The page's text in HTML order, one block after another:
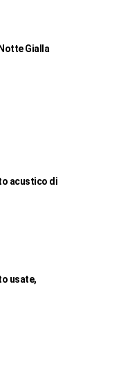
Gialla
acustico di
usate,